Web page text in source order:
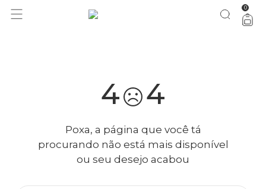
você merece 30% OFF pra comemorar com a gente aproveita! 0
4 4
Poxa, a página que você tá
procurando não está mais disponível
ou seu desejo acabou